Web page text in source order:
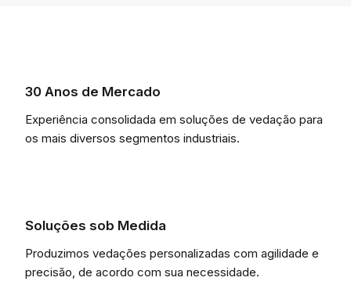
30 Anos de Mercado
Experiência consolidada em soluções de vedação para
os mais diversos segmentos industriais.
Soluções sob Medida
Produzimos vedações personalizadas com agilidade e
precisão, de acordo com sua necessidade.